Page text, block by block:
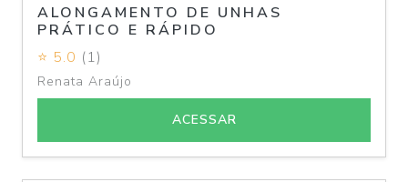
ALONGAMENTO DE UNHAS
PRÁTICO E RÁPIDO
⭐ 5.0 (1)
Renata Araújo
ACESSAR